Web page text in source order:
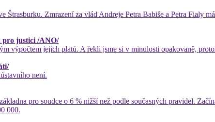
Štrasburku. Zmrazení za vlád Andreje Petra Babiše a Petra Fialy
pro justici /ANO/
výpočtem jejich platů. A řekli jsme si v minulosti opakovaně,
není.
pro soudce o 6 % nižší než podle současných pravidel.
000.